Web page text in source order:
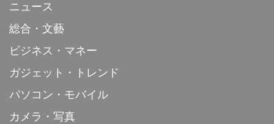
ニュース
総合・文藝
ビジネス・マネー
ガジェット・トレンド
パソコン・モバイル
カメラ・写真